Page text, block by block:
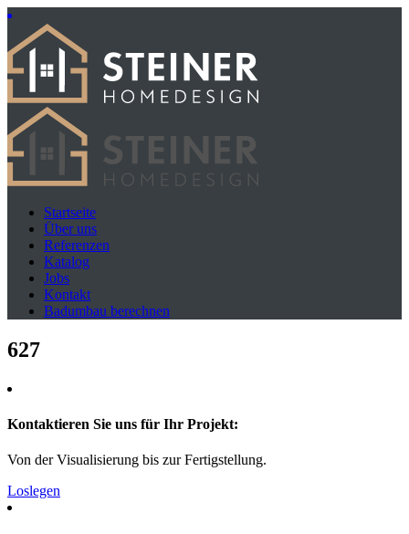
Startseite
Über uns
Referenzen
Katalog
Jobs
Kontakt
Badumbau berechnen
627
Kontaktieren Sie uns für Ihr Projekt:
Von der Visualisierung bis zur Fertigstellung.
Loslegen